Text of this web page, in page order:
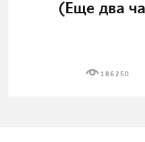
(Еще два
186250